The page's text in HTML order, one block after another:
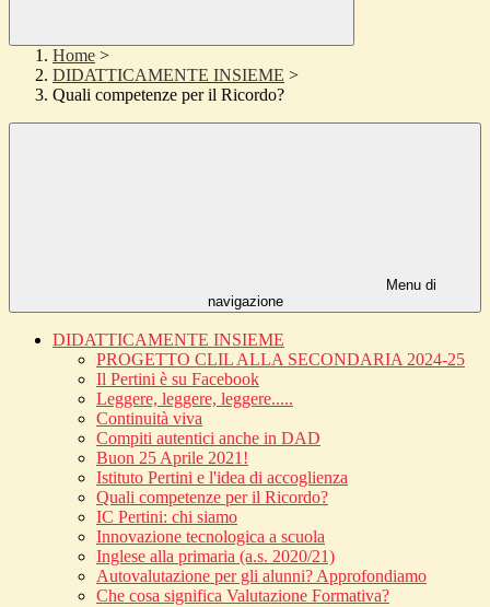
Home >
DIDATTICAMENTE INSIEME >
Quali competenze per il Ricordo?
Menu di
navigazione
DIDATTICAMENTE INSIEME
PROGETTO CLIL ALLA SECONDARIA 2024-25
Il Pertini è su Facebook
Leggere, leggere, leggere.....
Continuità viva
Compiti autentici anche in DAD
Buon 25 Aprile 2021!
Istituto Pertini e l'idea di accoglienza
Quali competenze per il Ricordo?
IC Pertini: chi siamo
Innovazione tecnologica a scuola
Inglese alla primaria (a.s. 2020/21)
Autovalutazione per gli alunni? Approfondiamo
Che cosa significa Valutazione Formativa?